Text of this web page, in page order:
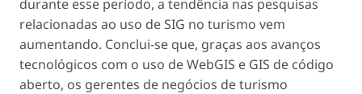
durante esse período, a tendência nas pesquisas
relacionadas ao uso de SIG no turismo vem
aumentando. Conclui-se que, graças aos avanços
tecnológicos com o uso de WebGIS e GIS de código
aberto, os gerentes de negócios de turismo